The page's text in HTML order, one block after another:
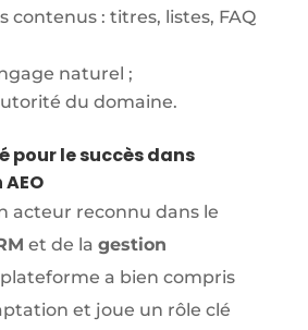
contenus : titres, listes, FAQ
naturel ;
du domaine.
pour le succès dans
acteur reconnu dans le
et de la gestion
plateforme a bien compris
et joue un rôle clé